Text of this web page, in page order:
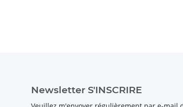
Newsletter S'INSCRIRE